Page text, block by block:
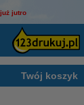
jutro
Twój koszyk